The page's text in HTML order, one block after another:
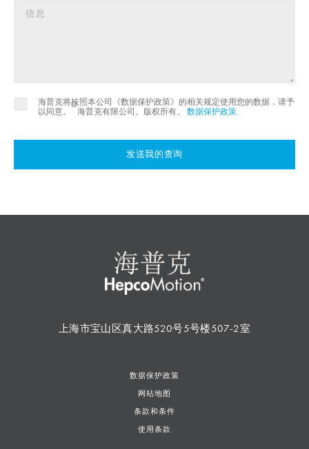
海普克将按照本公司《数据保护政策》的相关规定使用您的数据，请予
以同意。
©
海普克有限公司。版权所有。 数据保护政策.
发送我的查询
上海市宝山区真大路520号5号楼507-2室
数据保护政策
网站地图
条款和条件
使用条款